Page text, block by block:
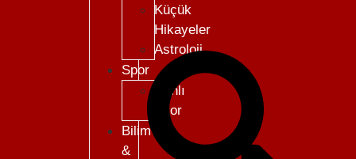
Küçük
Hikayeler
Astroloji
Spor
Canlı
Skor
Bilim
&